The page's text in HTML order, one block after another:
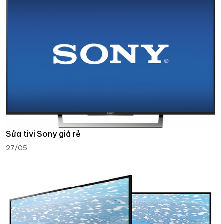
Sửa tivi Sony giá rẻ
27/05